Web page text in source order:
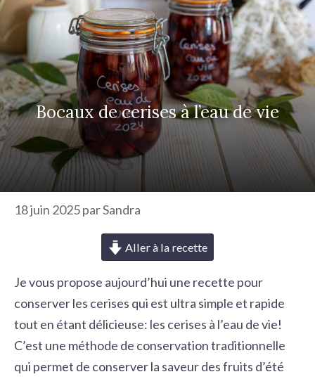
r
h
e
r
Bocaux de cerises à l’eau de vie
18 juin 2025parSandra
Aller à la recette
Je vous propose aujourd’hui une recette pour
conserver les cerises qui est ultra simple et rapide
tout en étant délicieuse: les cerises à l’eau de vie!
C’est une méthode de conservation traditionnelle
qui permet de conserver la saveur des fruits d’été